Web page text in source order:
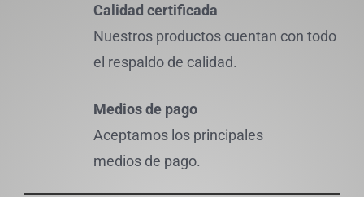
Calidad certificada
Nuestros productos cuentan con todo
el respaldo de calidad.
Medios de pago
Aceptamos los principales
medios de pago.